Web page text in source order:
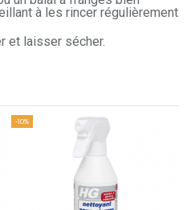
à les rincer régulièrement
et laisser sécher.
-10%